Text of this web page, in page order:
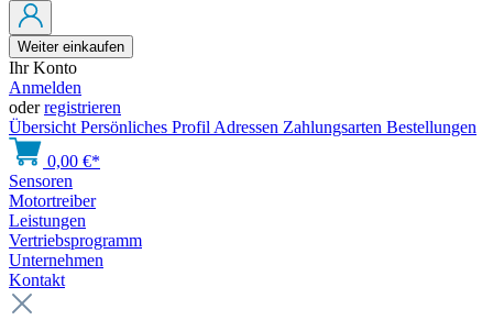
Weiter einkaufen
Ihr Konto
Anmelden
oderregistrieren
Übersicht Persönliches Profil Adressen Zahlungsarten Bestellungen
0,00 €*
Sensoren
Motortreiber
Leistungen
Vertriebsprogramm
Unternehmen
Kontakt